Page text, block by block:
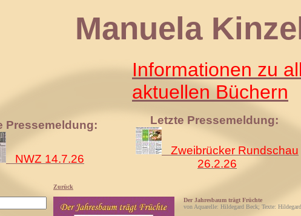
Kinzel
Informationen zu
aktuellen Büchern
Pressemeldung:
NWZ 14.7.26
Letzte Pressemeldung:
Zweibrücker Rundschau
26.2.26
Zurück
Der Jahresbaum trägt Früchte
von Aquarelle: Hildegard Beck; Texte: